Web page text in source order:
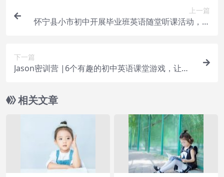
上一篇
怀宁县小市初中开展毕业班英语随堂听课活动，贯
生计
下一篇
Jason密训营 |6个有趣的初中英语课堂游戏，让学
相关文章